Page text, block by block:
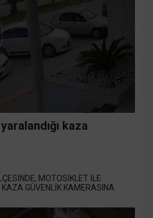
kaza
MOTOSİKLET İLE
GÜVENLİK KAMERASINA